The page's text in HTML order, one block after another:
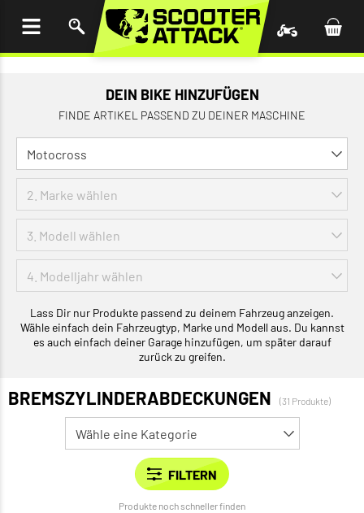
DEIN BIKE HINZUFÜGEN
FINDE ARTIKEL PASSEND ZU DEINER MASCHINE
Lass Dir nur Produkte passend zu deinem Fahrzeug anzeigen.
Wähle einfach dein Fahrzeugtyp, Marke und Modell aus. Du kannst
es auch einfach deiner Garage hinzufügen, um später darauf
zurück zu greifen.
BREMSZYLINDERABDECKUNGEN (31 Produkte)
Produkte noch schneller finden